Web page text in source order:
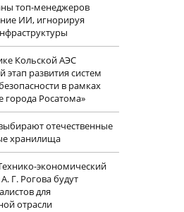
топ-менеджеров
ИИ, игнорируя
Кольской АЭС
этап развития систем
в рамках
города Росатома»
отечественные
хранилища
экономический
Г. Рогова будут
для
отрасли